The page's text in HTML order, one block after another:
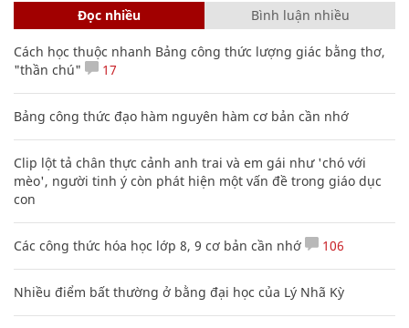
Đọc nhiều Bình luận nhiều
Cách học thuộc nhanh Bảng công thức lượng giác bằng thơ,
"thần chú"
17
Bảng công thức đạo hàm nguyên hàm cơ bản cần nhớ
Clip lột tả chân thực cảnh anh trai và em gái như 'chó với
mèo', người tinh ý còn phát hiện một vấn đề trong giáo dục
con
Các công thức hóa học lớp 8, 9 cơ bản cần nhớ 106
Nhiều điểm bất thường ở bằng đại học của Lý Nhã Kỳ